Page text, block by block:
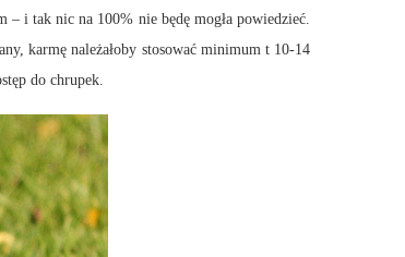
– i tak nic na 100% nie będę mogła powiedzieć.
karmę należałoby stosować minimum t 10-14
do chrupek.